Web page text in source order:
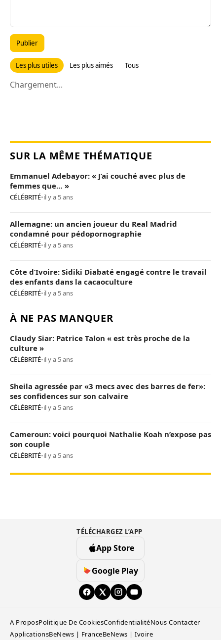
Publier
Les plus utiles Les plus aimés Tous
Chargement...
SUR LA MÊME THÉMATIQUE
Emmanuel Adebayor: « J’ai couché avec plus de
femmes que… »
CÉLÉBRITÉ•il y a 5 ans
Allemagne: un ancien joueur du Real Madrid
condamné pour pédopornographie
CÉLÉBRITÉ•il y a 5 ans
Côte d’Ivoire: Sidiki Diabaté engagé contre le travail
des enfants dans la cacaoculture
CÉLÉBRITÉ•il y a 5 ans
À NE PAS MANQUER
Claudy Siar: Patrice Talon « est très proche de la
culture »
CÉLÉBRITÉ•il y a 5 ans
Sheila agressée par «3 mecs avec des barres de fer»:
ses confidences sur son calvaire
CÉLÉBRITÉ•il y a 5 ans
Cameroun: voici pourquoi Nathalie Koah n’expose pas
son couple
CÉLÉBRITÉ•il y a 5 ans
TÉLÉCHARGEZ L’APP
App Store
Google Play
A ProposPolitique De CookiesConfidentialitéNous Contacter
ApplicationsBeNews | FranceBeNews | Ivoire